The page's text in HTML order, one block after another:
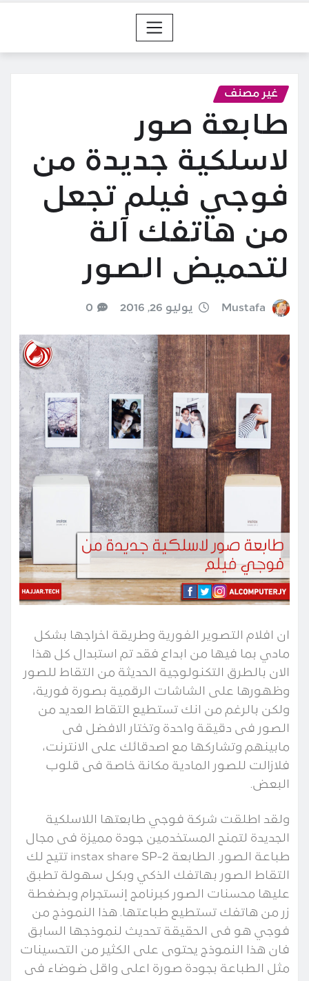
غير مصنف
طابعة صور
لاسلكية جديدة من
فوجي فيلم تجعل
من هاتفك آلة
لتحميض الصور
Mustafa يوليو 26, 2016 0
ان افلام التصوير الفورية وطريقة اخراجها بشكل
مادي بما فيها من ابداع فقد تم استبدال كل هذا
الان بالطرق التكنولوجية الحديثة من التقاط للصور
وظهورها على الشاشات الرقمية بصورة فورية،
ولكن بالرغم من انك تستطيع التقاط العديد من
الصور فى دقيقة واحدة وتختار الافضل فى
مابينهم وتشاركها مع اصدقائك على الانترنت،
فلازالت للصور المادية مكانة خاصة فى قلوب
البعض.
ولقد اطلقت شركة فوجي طابعتها اللاسلكية
الجديدة لتمنح المستخدمين جودة مميزة فى مجال
طباعة الصور. الطابعة instax share SP-2 تتيح لك
التقاط الصور بهاتفك الذكي وبكل سهولة تطبق
عليها محسنات الصور كبرنامج إنستجرام وبضغطة
زر من هاتفك تستطيع طباعتها. هذا النموذج من
فوجي هو فى الحقيقة تحديث لنموذجها السابق
فان هذا النموذج يحتوى على الكثير من التحسينات
مثل الطباعة بجودة صورة اعلى واقل ضوضاء فى